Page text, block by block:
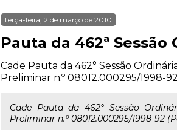
terça-feira, 2 de março de 2010
Pauta da 462ª
Cade Pauta da 462° Sessão Ordinária
Preliminar n.º 08012.000295/1998-
Cade Pauta da 462° Sessão
Preliminar n.º 08012.000295/1998-92